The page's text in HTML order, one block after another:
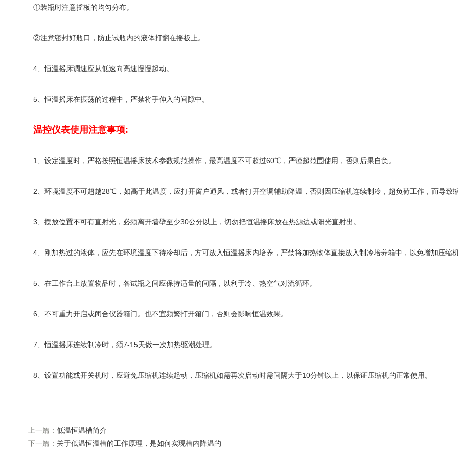
①装瓶时注意摇板的均匀分布。
②注意密封好瓶口，防止试瓶内的液体打翻在摇板上。
4、恒温摇床调速应从低速向高速慢慢起动。
5、恒温摇床在振荡的过程中，严禁将手伸入的间隙中。
温控仪表使用注意事项:
1、设定温度时，严格按照恒温摇床技术参数规范操作，最高温度不可超过60℃，严谨超范围使用，否则后果自负。
2、环境温度不可超越28℃，如高于此温度，应打开窗户通风，或者打开空调辅助降温，否则因压缩机连续制冷，超负荷工作，而导致
3、摆放位置不可有直射光，必须离开墙壁至少30公分以上，切勿把恒温摇床放在热源边或阳光直射出。
4、刚加热过的液体，应先在环境温度下待冷却后，方可放入恒温摇床内培养，严禁将加热物体直接放入制冷培养箱中，以免增加压缩机
5、在工作台上放置物品时，各试瓶之间应保持适量的间隔，以利于冷、热空气对流循环。
6、不可重力开启或闭合仪器箱门。也不宜频繁打开箱门，否则会影响恒温效果。
7、恒温摇床连续制冷时，须7-15天做一次加热驱潮处理。
8、设置功能或开关机时，应避免压缩机连续起动，压缩机如需再次启动时需间隔大于10分钟以上，以保证压缩机的正常使用。
上一篇： 低温恒温槽简介
下一篇： 关于低温恒温槽的工作原理，是如何实现槽内降温的